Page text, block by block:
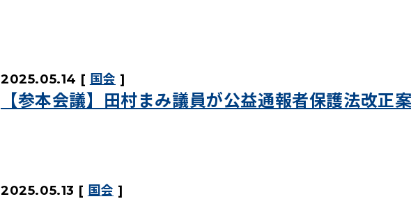
2025.05.14 国会
【参本会議】田村まみ議員が公益通報者保護法改正
2025.05.13 国会